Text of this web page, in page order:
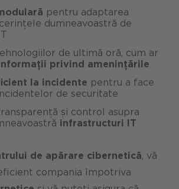
pentru adaptarea
dumneavoastră de
de ultimă oră, cum ar
privind amenințările
la incidente pentru a face
de securitate
și control asupra
infrastructuri IT
de apărare cibernetică, vă
compania împotriva